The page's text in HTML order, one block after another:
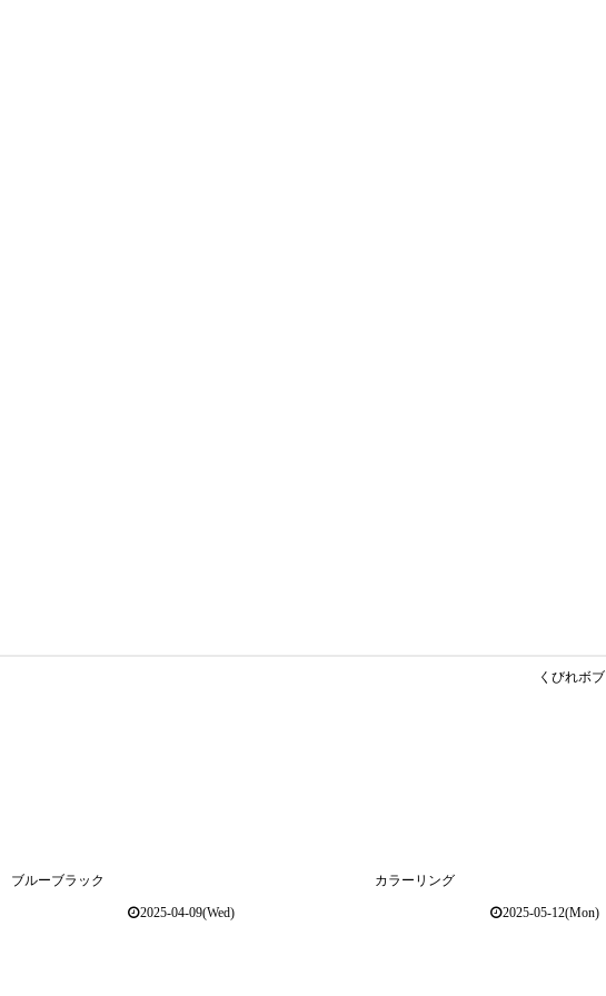
くびれボブ
ブルーブラック
2025-04-09(Wed)
カラーリング
2025-05-12(Mon)